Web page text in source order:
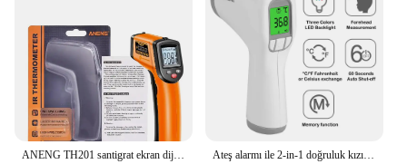
Ateş alarmı ile 2-in-1 doğruluk kızılötesi termometre ve tüm aile için % LCD ekran doğru okumalar